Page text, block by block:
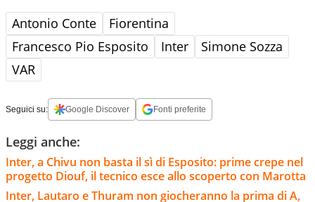
Antonio Conte
Fiorentina
Francesco Pio Esposito
Inter
Simone Sozza
VAR
Seguici su: Google Discover Fonti preferite
Leggi anche:
Inter, a Chivu non basta il sì di Esposito: prime crepe nel
progetto Diouf, il tecnico esce allo scoperto con Marotta
Inter, Lautaro e Thuram non giocheranno la prima di A,